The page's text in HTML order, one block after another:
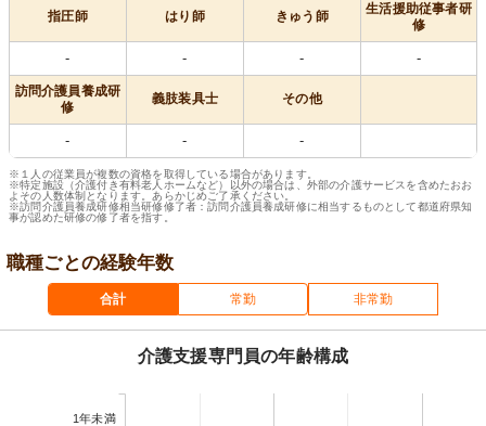
指圧師 はり師 きゅう師
生活援助従事者研
修
- - - -
訪問介護員養成研
修
義肢装具士 その他
- - -
※１人の従業員が複数の資格を取得している場合があります。
※特定施設（介護付き有料老人ホームなど）以外の場合は、外部の介護サービスを含めたおお
よその人数体制となります。あらかじめご了承ください。
※訪問介護員養成研修相当研修修了者：訪問介護員養成研修に相当するものとして都道府県知
事が認めた研修の修了者を指す。
職種ごとの経験年数
合計 常勤 非常勤
介護支援専門員の年齢構成
1年未満